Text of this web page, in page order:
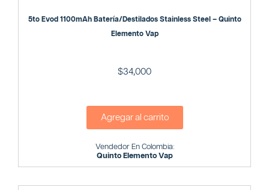
5to Evod 1100mAh Batería/Destilados Stainless Steel – Quinto
Elemento Vap
$34,000
Agregar al carrito
Vendedor En Colombia:
Quinto Elemento Vap